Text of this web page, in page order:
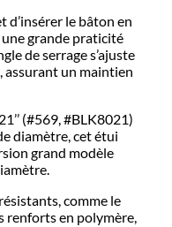
le bâton en
grande praticité
de serrage s’ajuste
assurant un maintien
(#569, #BLK8021)
diamètre, cet étui
grand modèle
comme le
renforts en polymère,